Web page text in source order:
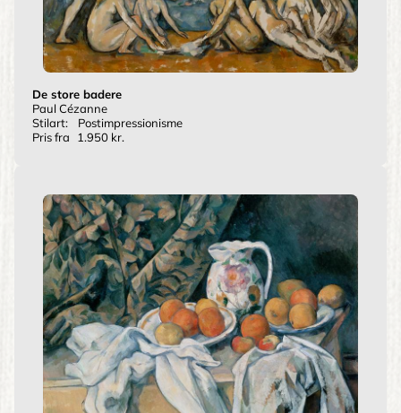
De store badere
Paul Cézanne
Stilart:
Postimpressionisme
Pris fra
1.950 kr.